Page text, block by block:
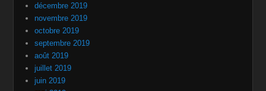
décembre 2019
novembre 2019
octobre 2019
septembre 2019
août 2019
juillet 2019
juin 2019